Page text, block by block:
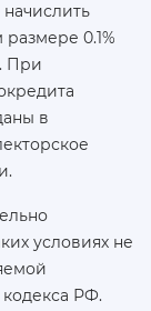
0.1%
При
в
условиях не
РФ.